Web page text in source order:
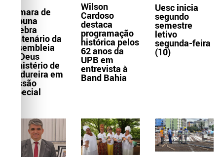
Câmara de
Itabuna
celebra
centenário da
Assembleia
de Deus
Ministério de
Madureira em
Sessão
Especial
Wilson
Cardoso
destaca
programação
histórica pelos
62 anos da
UPB em
entrevista à
Band Bahia
Uesc inicia
segundo
semestre
letivo
segunda-feira
(10)